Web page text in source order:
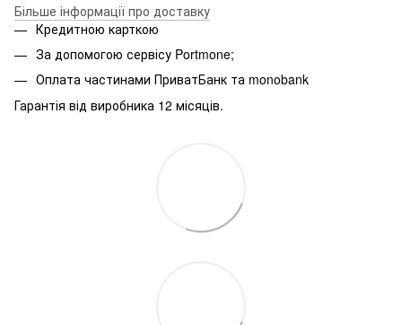
Більше інформації про доставку
Кредитною карткою
За допомогою сервісу Portmone;
Оплата частинами ПриватБанк та monobank
Гарантія від виробника 12 місяців.